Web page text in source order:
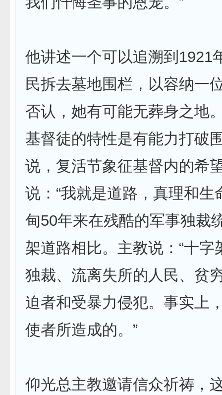
他讲述一个可以追溯到1921
民拆去墓地围栏，以容纳一
否认，她有可能无葬身之地
基督徒的特性是有能力打破
说，复活节象征基督内的希
说：“我就是道路，真理和生
甸50年来在残酷的军事独裁
架道路相比。主教说：“十字
独裁、流离失所的人民、贫
迫者和受暴力侵犯。事实上
使者所造成的。”
仰光总主教邀请信众祈祷，